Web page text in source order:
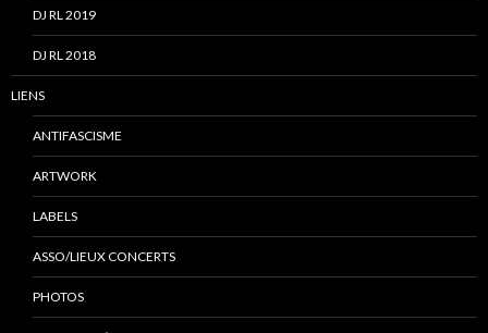
DJ RL 2019
DJ RL 2018
LIENS
ANTIFASCISME
ARTWORK
LABELS
ASSO/LIEUX CONCERTS
PHOTOS